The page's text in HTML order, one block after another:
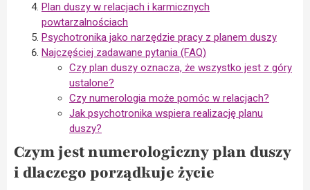
Plan duszy w relacjach i karmicznych
powtarzalnościach
Psychotronika jako narzędzie pracy z planem duszy
Najczęściej zadawane pytania (FAQ)
Czy plan duszy oznacza, że wszystko jest z góry
ustalone?
Czy numerologia może pomóc w relacjach?
Jak psychotronika wspiera realizację planu
duszy?
Czym jest numerologiczny plan duszy
i dlaczego porządkuje życie